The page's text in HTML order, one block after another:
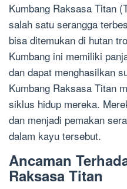
Kumbang Raksasa Titan
salah satu serangga
bisa ditemukan di hutan
Kumbang ini memiliki
dan dapat menghasilkan
Kumbang Raksasa Titan
siklus hidup mereka.
dan menjadi pemakan
dalam kayu tersebut.
Ancaman
Raksasa Titan